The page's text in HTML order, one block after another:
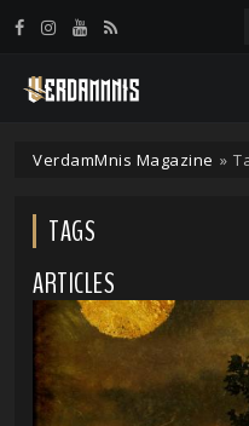
VerdamMnis Magazine »
TAGS
ARTICLES
Panneau de gestion des